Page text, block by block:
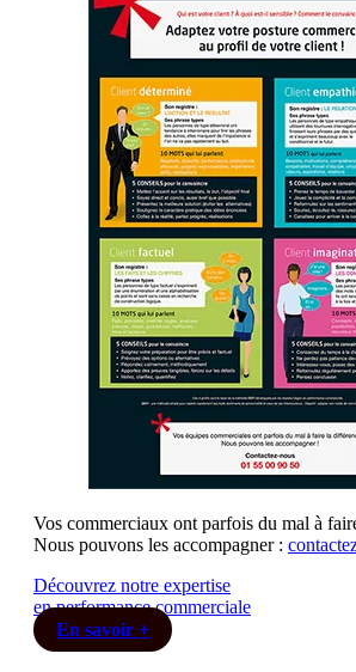
Vos commerciaux ont parfois du mal à
Nous pouvons les accompagner :
Découvrez notre expertise
en performance commerciale
En savoir +